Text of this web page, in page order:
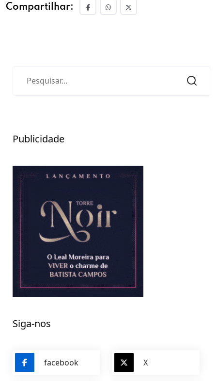
Compartilhar:
Publicidade
Siga-nos
facebook X